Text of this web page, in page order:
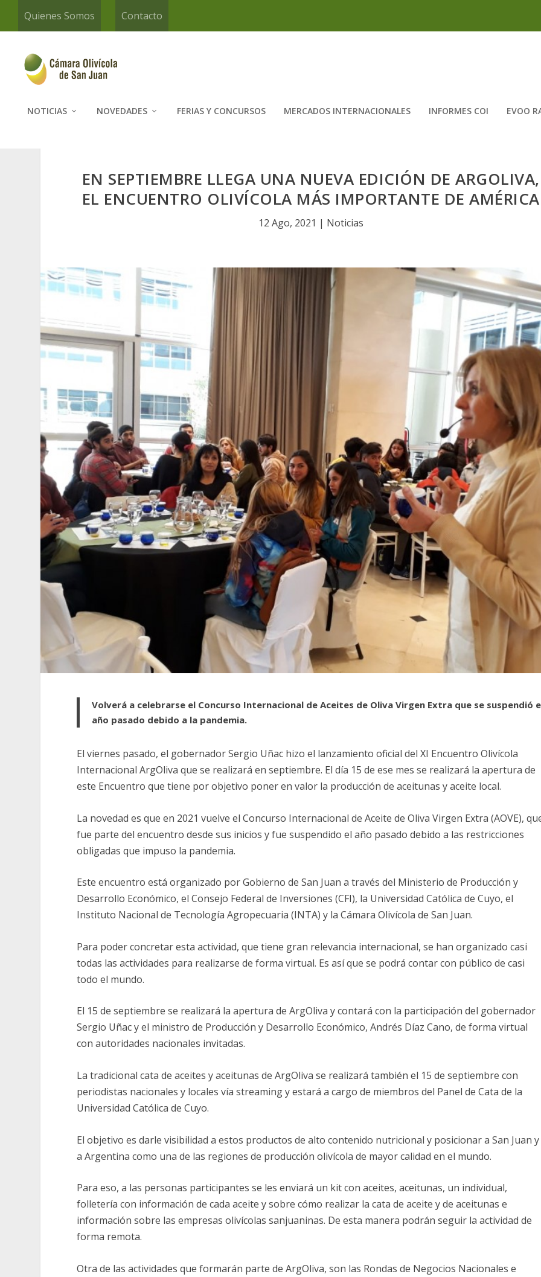
Quienes Somos Contacto
NOTICIAS NOVEDADES FERIAS Y CONCURSOS MERCADOS INTERNACIONALES INFORMES COI EVOO
EN SEPTIEMBRE LLEGA UNA NUEVA EDICIÓN DE ARGOLIVA,
EL ENCUENTRO OLIVÍCOLA MÁS IMPORTANTE DE AMÉRICA
12 Ago, 2021 | Noticias
Volverá a celebrarse el Concurso Internacional de Aceites de Oliva Virgen Extra que se suspendió
año pasado debido a la pandemia.
El viernes pasado, el gobernador Sergio Uñac hizo el lanzamiento oficial del XI Encuentro Olivícola
Internacional ArgOliva que se realizará en septiembre. El día 15 de ese mes se realizará la apertura de
este Encuentro que tiene por objetivo poner en valor la producción de aceitunas y aceite local.
La novedad es que en 2021 vuelve el Concurso Internacional de Aceite de Oliva Virgen Extra (AOVE),
fue parte del encuentro desde sus inicios y fue suspendido el año pasado debido a las restricciones
obligadas que impuso la pandemia.
Este encuentro está organizado por Gobierno de San Juan a través del Ministerio de Producción y
Desarrollo Económico, el Consejo Federal de Inversiones (CFI), la Universidad Católica de Cuyo, el
Instituto Nacional de Tecnología Agropecuaria (INTA) y la Cámara Olivícola de San Juan.
Para poder concretar esta actividad, que tiene gran relevancia internacional, se han organizado casi
todas las actividades para realizarse de forma virtual. Es así que se podrá contar con público de casi
todo el mundo.
El 15 de septiembre se realizará la apertura de ArgOliva y contará con la participación del gobernador
Sergio Uñac y el ministro de Producción y Desarrollo Económico, Andrés Díaz Cano, de forma virtual
con autoridades nacionales invitadas.
La tradicional cata de aceites y aceitunas de ArgOliva se realizará también el 15 de septiembre con
periodistas nacionales y locales vía streaming y estará a cargo de miembros del Panel de Cata de la
Universidad Católica de Cuyo.
El objetivo es darle visibilidad a estos productos de alto contenido nutricional y posicionar a San Juan y
a Argentina como una de las regiones de producción olivícola de mayor calidad en el mundo.
Para eso, a las personas participantes se les enviará un kit con aceites, aceitunas, un individual,
folletería con información de cada aceite y sobre cómo realizar la cata de aceite y de aceitunas e
información sobre las empresas olivícolas sanjuaninas. De esta manera podrán seguir la actividad de
forma remota.
Otra de las actividades que formarán parte de ArgOliva, son las Rondas de Negocios Nacionales e